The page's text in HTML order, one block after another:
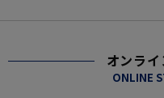
オンラ
ONLINE